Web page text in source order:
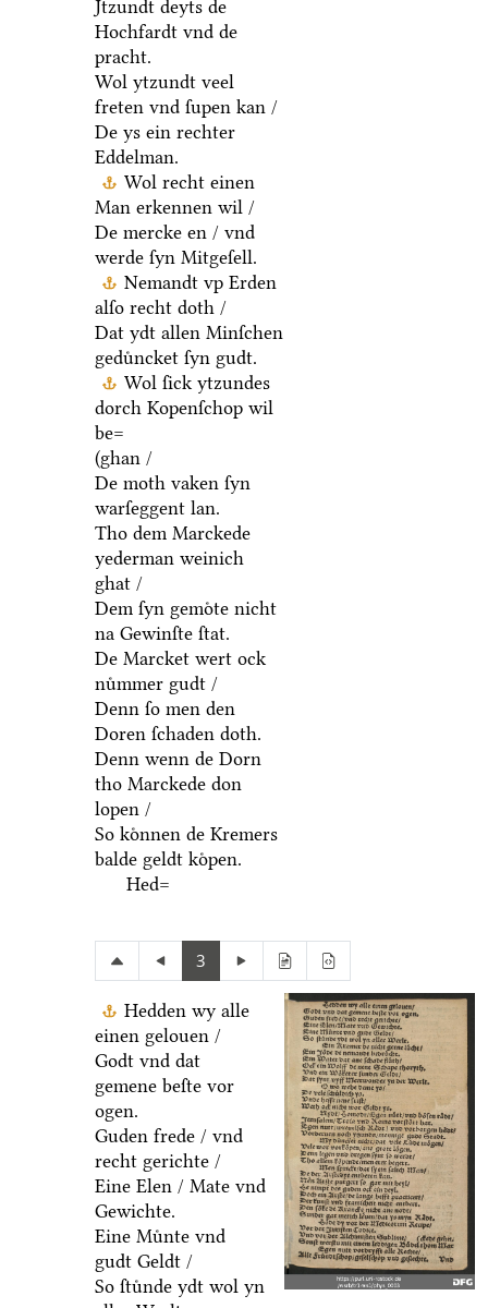
Jtzundt deyts de
Hochfardt vnd de
pracht.
Wol ytzundt veel
freten vnd ſupen kan /
De ys ein rechter
Eddelman.
Wol recht einen
Man erkennen wil /
De mercke en / vnd
werde ſyn Mitgeſell.
Nemandt vp Erden
alſo recht doth /
Dat ydt allen Minſchen
geduͤncket ſyn gudt.
Wol ſick ytzundes
dorch Kopenſchop wil
be=
(ghan /
De moth vaken ſyn
warſeggent lan.
Tho dem Marckede
yederman weinich
ghat /
Dem ſyn gemoͤte nicht
na Gewinſte ſtat.
De Marcket wert ock
nuͤmmer gudt /
Denn ſo men den
Doren ſchaden doth.
Denn wenn de Dorn
tho Marckede don
lopen /
So koͤnnen de Kremers
balde geldt koͤpen.
Hed=
3
Hedden wy alle
einen gelouen /
Godt vnd dat
gemene beſte vor
ogen.
Guden frede / vnd
recht gerichte /
Eine Elen / Mate vnd
Gewichte.
Eine Muͤnte vnd
gudt Geldt /
So ſtuͤnde ydt wol yn